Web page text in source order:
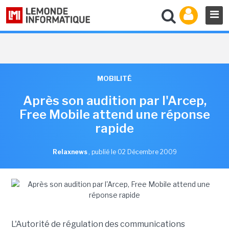
MOBILITÉ
Après son audition par l'Arcep,
Free Mobile attend une réponse
rapide
Relaxnews , publié le 02 Décembre 2009
L'Autorité de régulation des communications